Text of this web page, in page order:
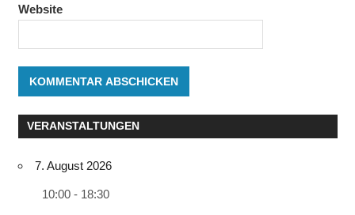
Website
VERANSTALTUNGEN
7. August 2026
10:00 - 18:30